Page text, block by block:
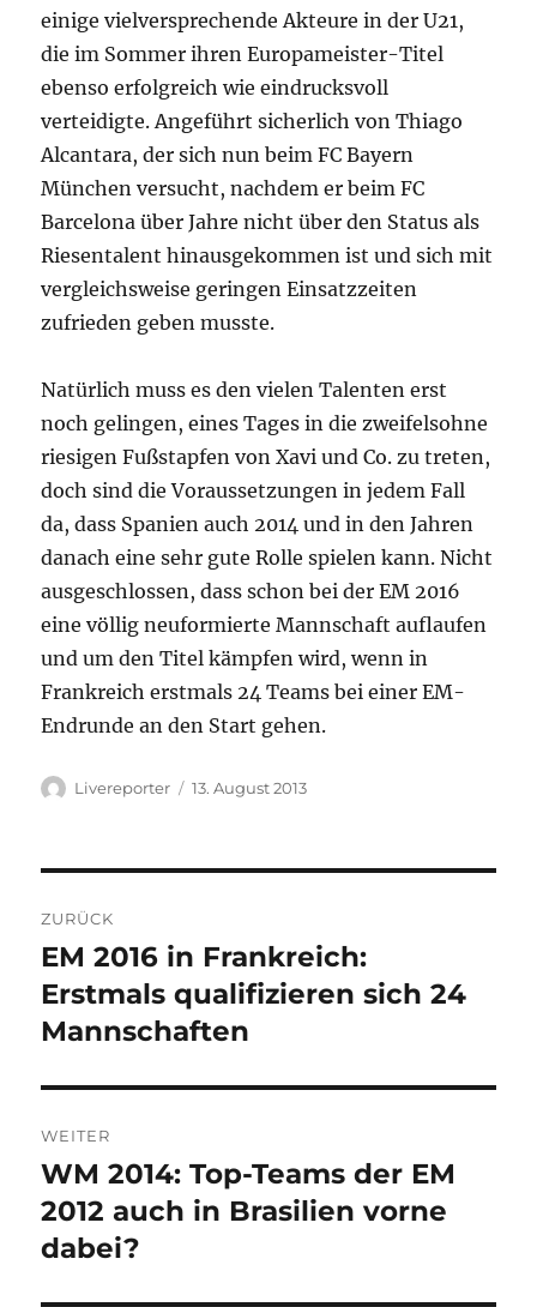
einige vielversprechende Akteure in der U21,
die im Sommer ihren Europameister-Titel
ebenso erfolgreich wie eindrucksvoll
verteidigte. Angeführt sicherlich von Thiago
Alcantara, der sich nun beim FC Bayern
München versucht, nachdem er beim FC
Barcelona über Jahre nicht über den Status als
Riesentalent hinausgekommen ist und sich mit
vergleichsweise geringen Einsatzzeiten
zufrieden geben musste.
Natürlich muss es den vielen Talenten erst
noch gelingen, eines Tages in die zweifelsohne
riesigen Fußstapfen von Xavi und Co. zu treten,
doch sind die Voraussetzungen in jedem Fall
da, dass Spanien auch 2014 und in den Jahren
danach eine sehr gute Rolle spielen kann. Nicht
ausgeschlossen, dass schon bei der EM 2016
eine völlig neuformierte Mannschaft auflaufen
und um den Titel kämpfen wird, wenn in
Frankreich erstmals 24 Teams bei einer EM-
Endrunde an den Start gehen.
Autor
Livereporter
Veröffentlicht
13. August 2013
ZURÜCK
Vorheriger
Beitrag:
EM 2016 in Frankreich:
Erstmals qualifizieren sich 24
Mannschaften
WEITER
Nächster
Beitrag:
WM 2014: Top-Teams der EM
2012 auch in Brasilien vorne
dabei?